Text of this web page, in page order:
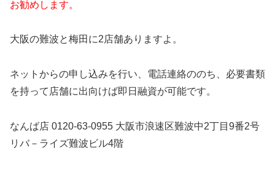
お勧めします。
大阪の難波と梅田に2店舗ありますよ。
ネットからの申し込みを行い、電話連絡ののち、必要書類
を持って店舗に出向けば即日融資が可能です。
なんば店 0120-63-0955 大阪市浪速区難波中2丁目9番2号
リバ－ライズ難波ビル4階